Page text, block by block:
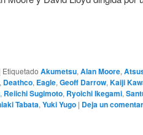
Etiquetado Akumetsu, Alan Moore,
, Deathco, Eagle, Geoff Darrow, Kaiji
, Reiichi Sugimoto, Ryoichi Ikegami,
Tabata, Yuki Yugo | Deja un